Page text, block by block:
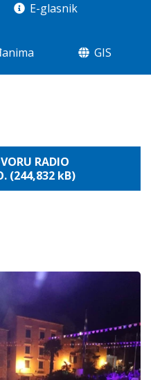
E-glasnik
GIS
RADIO
(244,832 kB)